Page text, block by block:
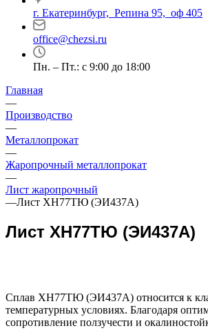
г. Екатеринбург, Репина 95, оф 405
office@chezsi.ru
Пн. – Пт.: с 9:00 до 18:00
Главная
—
Производство
—
Металлопрокат
—
Жаропрочный металлопрокат
—
Лист жаропрочный
—Лист ХН77ТЮ (ЭИ437А)
Лист ХН77ТЮ (ЭИ437А)
Сплав ХН77ТЮ (ЭИ437А) относится к
температурных условиях. Благодаря
сопротивление ползучести и